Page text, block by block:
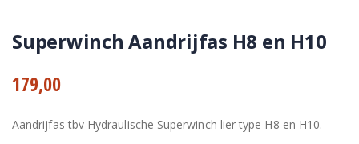
Superwinch Aandrijfas H8 en H10
179,00
Aandrijfas tbv Hydraulische Superwinch lier type H8 en H10.